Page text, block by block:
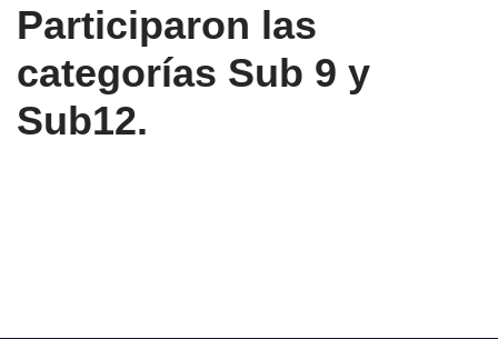
Participaron las
categorías Sub 9 y
Sub12.